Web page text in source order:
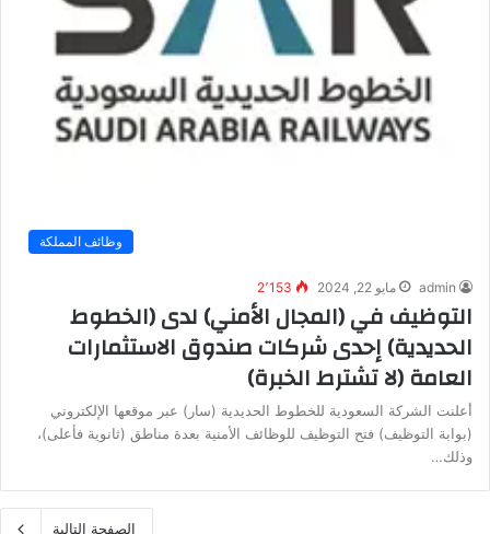
وظائف المملكة
admin مايو 22, 2024 2٬153
التوظيف في (المجال الأمني) لدى (الخطوط
الحديدية) إحدى شركات صندوق الاستثمارات
العامة (لا تشترط الخبرة)
أعلنت الشركة السعودية للخطوط الحديدية (سار) عبر موقعها الإلكتروني
(بوابة التوظيف) فتح التوظيف للوظائف الأمنية بعدة مناطق (ثانوية فأعلى)،
وذلك…
الصفحة التالية